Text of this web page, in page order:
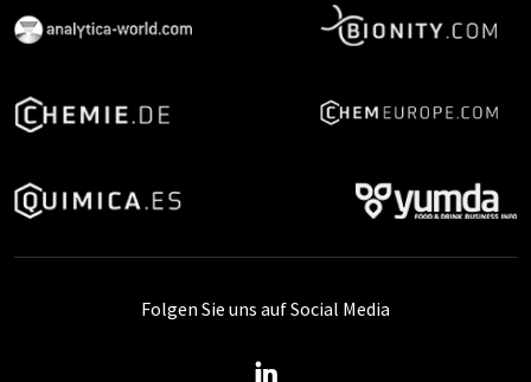
Folgen Sie uns auf Social Media